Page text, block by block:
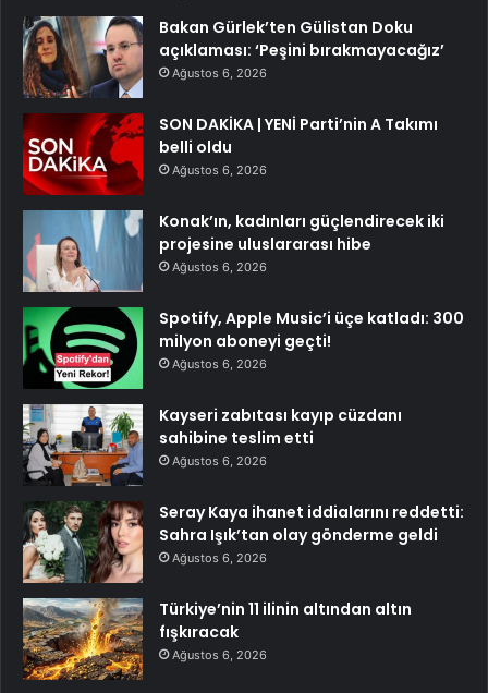
Bakan Gürlek’ten Gülistan Doku
açıklaması: ‘Peşini bırakmayacağız’
Ağustos 6, 2026
SON DAKİKA | YENİ Parti’nin A Takımı
belli oldu
Ağustos 6, 2026
Konak’ın, kadınları güçlendirecek iki
projesine uluslararası hibe
Ağustos 6, 2026
Spotify, Apple Music’i üçe katladı: 300
milyon aboneyi geçti!
Ağustos 6, 2026
Kayseri zabıtası kayıp cüzdanı
sahibine teslim etti
Ağustos 6, 2026
Seray Kaya ihanet iddialarını reddetti:
Sahra Işık’tan olay gönderme geldi
Ağustos 6, 2026
Türkiye’nin 11 ilinin altından altın
fışkıracak
Ağustos 6, 2026